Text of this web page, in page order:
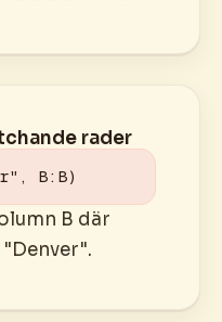
rader
B:B)
B där